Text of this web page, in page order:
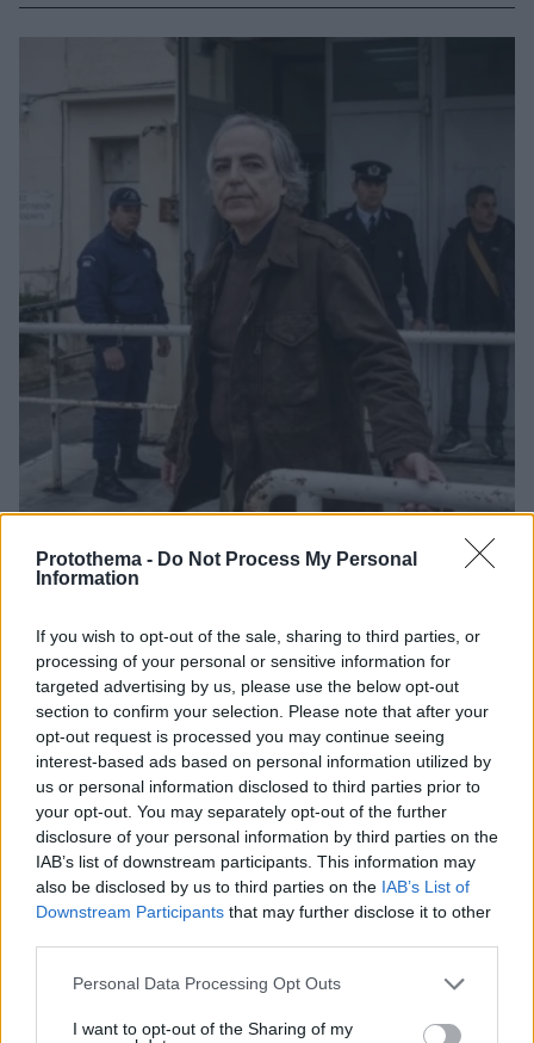
Protothema - Do Not Process My Personal
Information
If you wish to opt-out of the sale, sharing to third parties, or
processing of your personal or sensitive information for
targeted advertising by us, please use the below opt-out
section to confirm your selection. Please note that after your
opt-out request is processed you may continue seeing
interest-based ads based on personal information utilized by
us or personal information disclosed to third parties prior to
your opt-out. You may separately opt-out of the further
disclosure of your personal information by third parties on the
IAB’s list of downstream participants. This information may
also be disclosed by us to third parties on the IAB’s List of
Downstream Participants that may further disclose it to other
Please note that this website/app uses one or more Google
not limited to your visit or usage behaviour. You may click to
Personal Data Processing Opt Outs
I want to opt-out of the Sharing of my
«Όχι» από το ΣτΕ στο πάγωμα της μεταγωγής του
Ο Δημήτρης Κουφοντίνας ζητούσε με προσωρινή
διαταγή να «παγώσει» η απόφαση της γενικής
γραμματέως Αντεγκληματικής Πολιτικής για τη
μεταγωγή του στις φυλακές Δομοκού - Το αίτημά του
θα εξεταστεί τον Απρίλιο
09.03.2021, 13:52 42